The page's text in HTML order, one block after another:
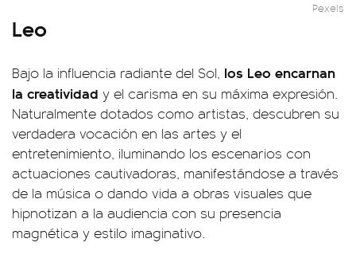
Pexels
Leo
Bajo la influencia radiante del Sol, los Leo encarnan
la creatividad y el carisma en su máxima expresión.
Naturalmente dotados como artistas, descubren su
verdadera vocación en las artes y el
entretenimiento, iluminando los escenarios con
actuaciones cautivadoras, manifestándose a través
de la música o dando vida a obras visuales que
hipnotizan a la audiencia con su presencia
magnética y estilo imaginativo.